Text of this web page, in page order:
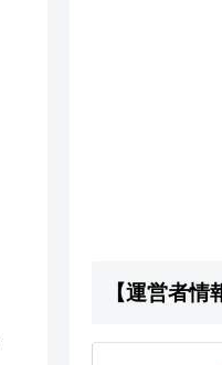
【運営者情